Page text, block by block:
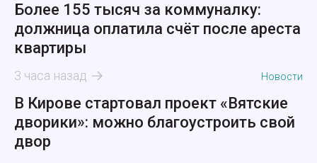
Более 155 тысяч за коммуналку:
должница оплатила счёт после ареста
квартиры
3 часа назад Новости
В Кирове стартовал проект «Вятские
дворики»: можно благоустроить свой
двор